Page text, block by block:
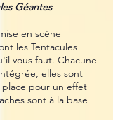
Géantes
en scène
les Tentacules
vous faut. Chacune
elles sont
pour un effet
sont à la base